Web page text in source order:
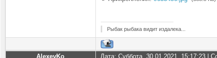
Рыбак рыбака видит издалека...
AlexeyKo Дата: Суббота, 30.01.2021, 15:17:23 |